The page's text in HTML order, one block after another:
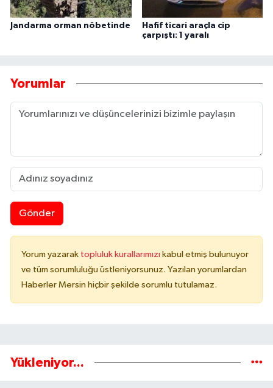
Jandarma orman nöbetinde
Hafif ticari araçla cip
çarpıştı: 1 yaralı
Yorumlar
Gönder
Yorum yazarak topluluk kurallarımızı kabul etmiş bulunuyor
ve tüm sorumluluğu üstleniyorsunuz. Yazılan yorumlardan
Haberler Mersin hiçbir şekilde sorumlu tutulamaz.
Yükleniyor...